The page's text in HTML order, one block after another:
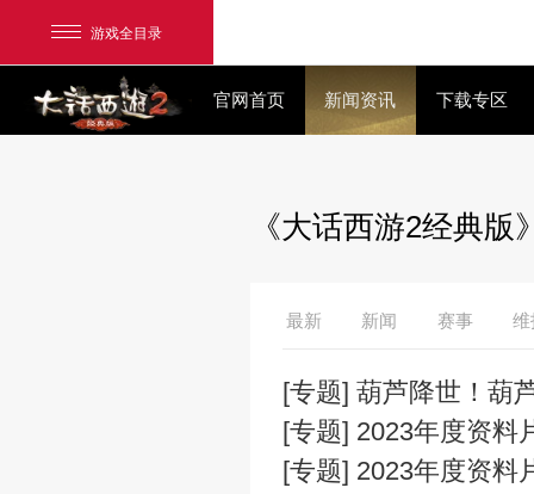
游戏全目录
大话2经典版
官网首页 新闻资讯
最新 新闻
[专题] 葫芦降